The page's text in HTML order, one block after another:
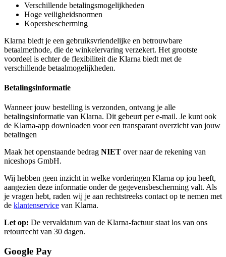
Verschillende betalingsmogelijkheden
Hoge veiligheidsnormen
Kopersbescherming
Klarna biedt je een gebruiksvriendelijke en betrouwbare
betaalmethode, die de winkelervaring verzekert. Het grootste
voordeel is echter de flexibiliteit die Klarna biedt met de
verschillende betaalmogelijkheden.
Betalingsinformatie
Wanneer jouw bestelling is verzonden, ontvang je alle
betalingsinformatie van Klarna. Dit gebeurt per e-mail. Je kunt ook
de Klarna-app downloaden voor een transparant overzicht van jouw
betalingen
Maak het openstaande bedrag NIET over naar de rekening van
niceshops GmbH.
Wij hebben geen inzicht in welke vorderingen Klarna op jou heeft,
aangezien deze informatie onder de gegevensbescherming valt. Als
je vragen hebt, raden wij je aan rechtstreeks contact op te nemen met
de klantenservice van Klarna.
Let op: De vervaldatum van de Klarna-factuur staat los van ons
retourrecht van 30 dagen.
Google Pay